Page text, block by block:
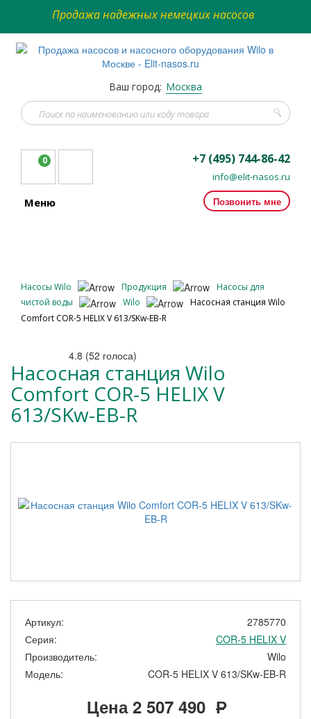
Продажа надежных немецких насосов
Ваш город: Москва
0 +7 (495) 744-86-42
info@elit-nasos.ru
Позвонить мне
Меню
Насосы Wilo Продукция
Насосы для
чистой воды
Wilo
Насосная станция Wilo
Comfort COR-5 HELIX V 613/SKw-EB-R
4.8 (52 голоса)
Насосная станция Wilo
Comfort COR-5 HELIX V
613/SKw-EB-R
Артикул:
2785770
Серия:
COR-5 HELIX V
Производитель:
Wilo
Модель:
COR-5 HELIX V 613/SKw-EB-R
Цена 2 507 490 Р